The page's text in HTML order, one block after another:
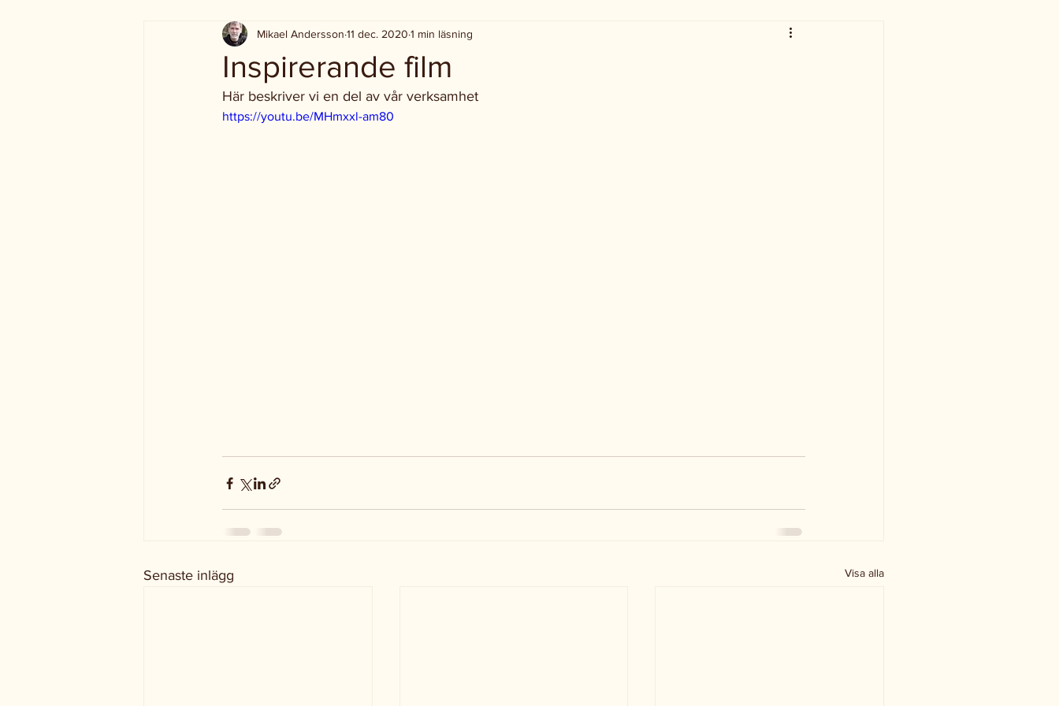
Inspirerande film
Mikael Andersson 11 dec. 2020 1 min läsning
Här beskriver vi en del av vår verksamhet
https://youtu.be/MHmxxl-am80
Senaste inlägg Visa alla